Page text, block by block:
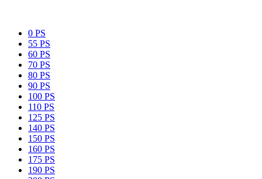
0 PS
55 PS
60 PS
70 PS
80 PS
90 PS
100 PS
110 PS
125 PS
140 PS
150 PS
160 PS
175 PS
190 PS